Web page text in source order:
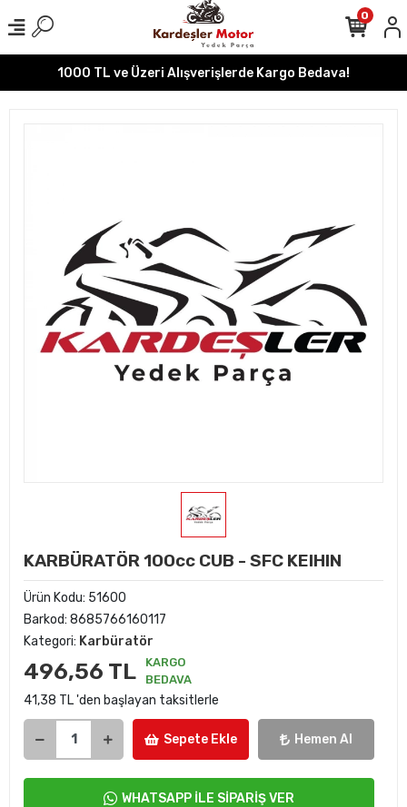
1000 TL ve Üzeri Alışverişlerde Kargo Bedava!
0
KARBÜRATÖR 100cc CUB - SFC KEIHIN
Ürün Kodu: 51600
Barkod: 8685766160117
Kategori: Karbüratör
496,56 TL
KARGO
BEDAVA
41,38 TL 'den başlayan taksitlerle
Sepete Ekle Hemen Al
WHATSAPP İLE SİPARİŞ VER